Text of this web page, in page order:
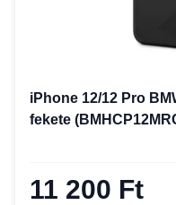
iPhone 12/12 Pro
fekete
11 200 Ft